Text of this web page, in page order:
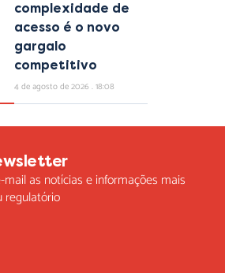
complexidade de
acesso é o novo
gargalo
competitivo
4 de agosto de 2026 18:08
as notícias e informações mais
regulatório